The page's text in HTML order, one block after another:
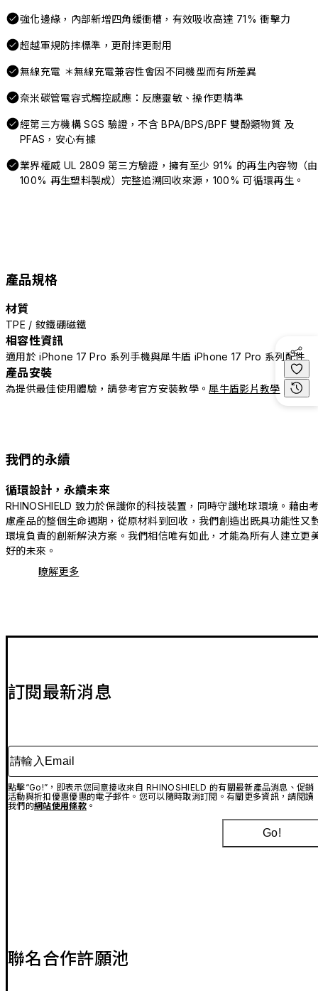
強化邊緣，內部新增四角緩衝槽，有效吸收高達 71% 衝擊力
超越軍規防摔標準，更耐摔更耐用
無線充電 ＊無線充電兼容性會因不同機型而有所差異
奈米碳管電容式觸控感應：反應靈敏、操作更精準
經第三方機構 SGS 驗證，不含 BPA/BPS/BPF 雙酚類物質 及
PFAS，安心有據
業界權威 UL 2809 第三方驗證，擁有至少 91% 的再生內容物（由
100% 再生塑料製成）完整追溯回收來源，100% 可循環再生。
產品規格
材質
TPE / 釹鐵硼磁鐵
相容性資訊
適用於 iPhone 17 Pro 系列手機與犀牛盾 iPhone 17 Pro 系列配件
產品安裝
為提供最佳使用體驗，請參考官方安裝教學。 犀牛盾影片教學
我們的永續
循環設計，永續未來
RHINOSHIELD 致力於保護你的科技裝置，同時守護地球環境。藉由
慮產品的整個生命週期，從原材料到回收，我們創造出既具功能性又
環境負責的創新解決方案。我們相信唯有如此，才能為所有人建立更
好的未來。
瞭解更多
訂閱最新消息
請輸入Email
點擊“Go!”，即表示您同意接收來自 RHINOSHIELD 的有關最新產品消息、促銷
活動與折扣優惠優惠的電子郵件。您可以隨時取消訂閱。有關更多資訊，請閱讀
我們的網站使用條款。
Go!
聯名合作許願池